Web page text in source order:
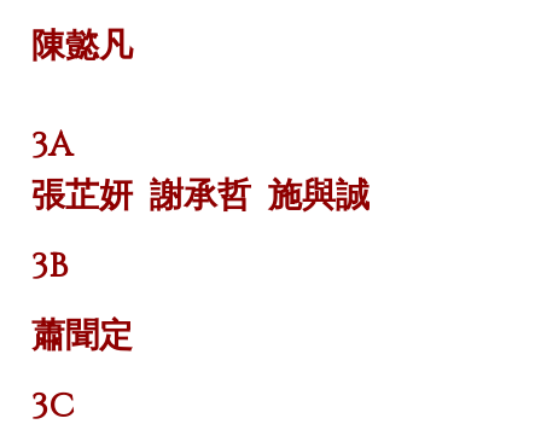
陳懿凡
3A
張芷妍 謝承哲 施與誠
3B
蕭聞定
3C